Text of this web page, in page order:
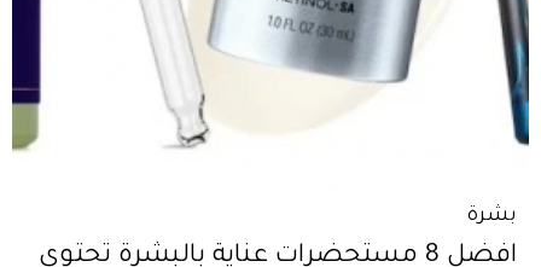
بشرة
افضل 8 مستحضرات عناية بالبشرة تحتوي